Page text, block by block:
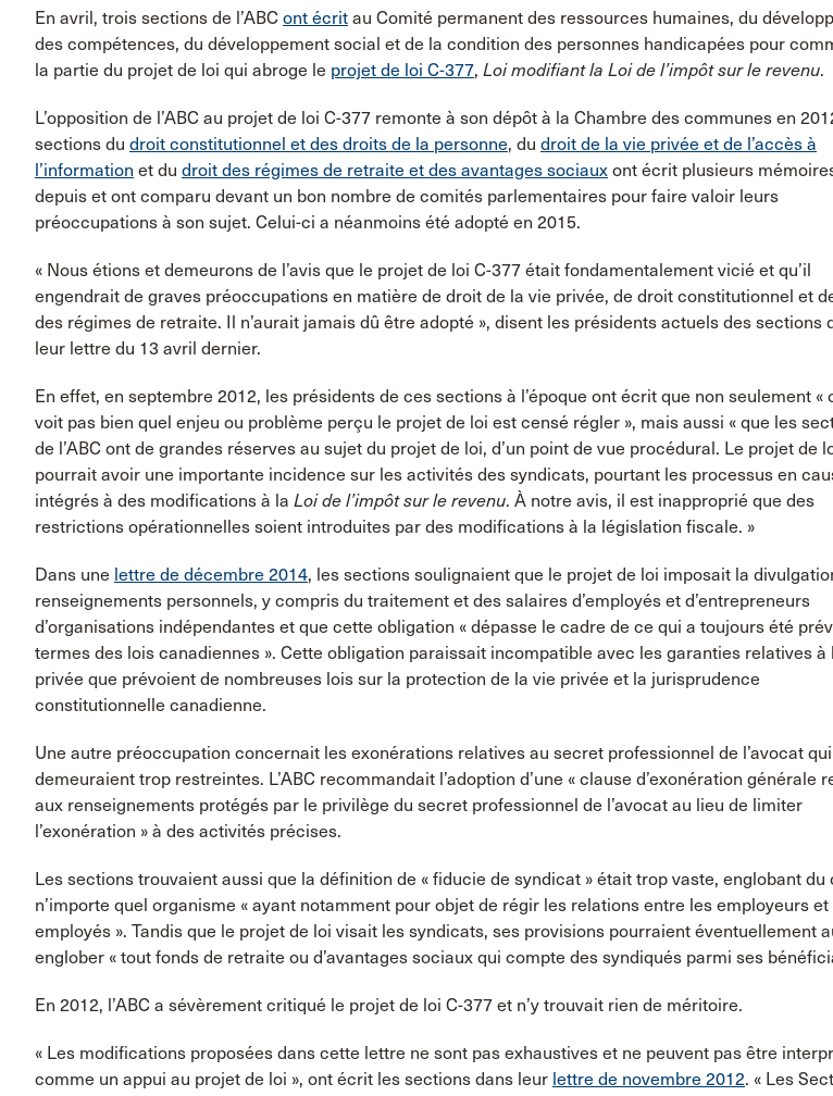
En avril, trois sections de l’ABC ont écrit au Comité permanent des ressources humaines, du
des compétences, du développement social et de la condition des personnes handicapées pour
la partie du projet de loi qui abroge le projet de loi C-377, Loi modifiant la Loi de l’impôt sur le revenu.
L’opposition de l’ABC au projet de loi C-377 remonte à son dépôt à la Chambre des communes en
sections du droit constitutionnel et des droits de la personne, du droit de la vie privée et de l’accès à
l’information et du droit des régimes de retraite et des avantages sociaux ont écrit plusieurs
depuis et ont comparu devant un bon nombre de comités parlementaires pour faire valoir leurs
préoccupations à son sujet. Celui-ci a néanmoins été adopté en 2015.
« Nous étions et demeurons de l’avis que le projet de loi C-377 était fondamentalement vicié et qu’il
engendrait de graves préoccupations en matière de droit de la vie privée, de droit constitutionnel et
des régimes de retraite. Il n’aurait jamais dû être adopté », disent les présidents actuels des sections
leur lettre du 13 avril dernier.
En effet, en septembre 2012, les présidents de ces sections à l’époque ont écrit que non seulement «
voit pas bien quel enjeu ou problème perçu le projet de loi est censé régler », mais aussi « que les
de l’ABC ont de grandes réserves au sujet du projet de loi, d’un point de vue procédural. Le projet de
pourrait avoir une importante incidence sur les activités des syndicats, pourtant les processus en
intégrés à des modifications à la Loi de l’impôt sur le revenu. À notre avis, il est inapproprié que des
restrictions opérationnelles soient introduites par des modifications à la législation fiscale. »
Dans une lettre de décembre 2014, les sections soulignaient que le projet de loi imposait la
renseignements personnels, y compris du traitement et des salaires d’employés et d’entrepreneurs
d’organisations indépendantes et que cette obligation « dépasse le cadre de ce qui a toujours été
termes des lois canadiennes ». Cette obligation paraissait incompatible avec les garanties relatives à
privée que prévoient de nombreuses lois sur la protection de la vie privée et la jurisprudence
constitutionnelle canadienne.
Une autre préoccupation concernait les exonérations relatives au secret professionnel de l’avocat qui
demeuraient trop restreintes. L’ABC recommandait l’adoption d’une « clause d’exonération générale
aux renseignements protégés par le privilège du secret professionnel de l’avocat au lieu de limiter
l’exonération » à des activités précises.
Les sections trouvaient aussi que la définition de « fiducie de syndicat » était trop vaste, englobant du
n’importe quel organisme « ayant notamment pour objet de régir les relations entre les employeurs et
employés ». Tandis que le projet de loi visait les syndicats, ses provisions pourraient éventuellement
englober « tout fonds de retraite ou d’avantages sociaux qui compte des syndiqués parmi ses
En 2012, l’ABC a sévèrement critiqué le projet de loi C-377 et n’y trouvait rien de méritoire.
« Les modifications proposées dans cette lettre ne sont pas exhaustives et ne peuvent pas être
comme un appui au projet de loi », ont écrit les sections dans leur lettre de novembre 2012. « Les